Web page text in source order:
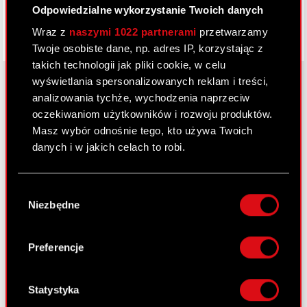
Odpowiedzialne wykorzystanie Twoich danych
Wraz z naszymi 1022 partnerami przetwarzamy
Twoje osobiste dane, np. adres IP, korzystając z
takich technologii jak pliki cookie, w celu
wyświetlania spersonalizowanych reklam i treści,
analizowania tychże, wychodzenia naprzeciw
oczekiwaniom użytkowników i rozwoju produktów.
Masz wybór odnośnie tego, kto używa Twoich
danych i w jakich celach to robi.
Gromadzić dane dotyczące Twojej
lokalizacji geograficznej z dokładnością nawet
Identyfikować Twoje urządzenie, aktywnie
analizując charakteryzującego je zbiory
palca)
zgody
Niezbędne
Preferencje
Statystyka
O CD PROJEKT
Grupa Kapitałowa
Nasz biznes
Inwestorzy
Media